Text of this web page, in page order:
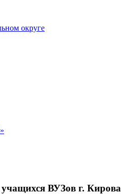
округе
ВУЗов г. Кирова